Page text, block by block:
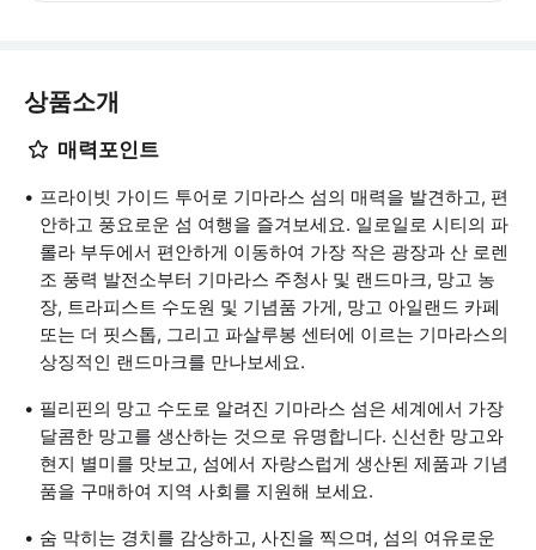
상품소개
매력포인트
프라이빗 가이드 투어로 기마라스 섬의 매력을 발견하고, 편
안하고 풍요로운 섬 여행을 즐겨보세요. 일로일로 시티의 파
롤라 부두에서 편안하게 이동하여 가장 작은 광장과 산 로렌
조 풍력 발전소부터 기마라스 주청사 및 랜드마크, 망고 농
장, 트라피스트 수도원 및 기념품 가게, 망고 아일랜드 카페
또는 더 핏스톱, 그리고 파살루봉 센터에 이르는 기마라스의
상징적인 랜드마크를 만나보세요.
필리핀의 망고 수도로 알려진 기마라스 섬은 세계에서 가장
달콤한 망고를 생산하는 것으로 유명합니다. 신선한 망고와
현지 별미를 맛보고, 섬에서 자랑스럽게 생산된 제품과 기념
품을 구매하여 지역 사회를 지원해 보세요.
숨 막히는 경치를 감상하고, 사진을 찍으며, 섬의 여유로운